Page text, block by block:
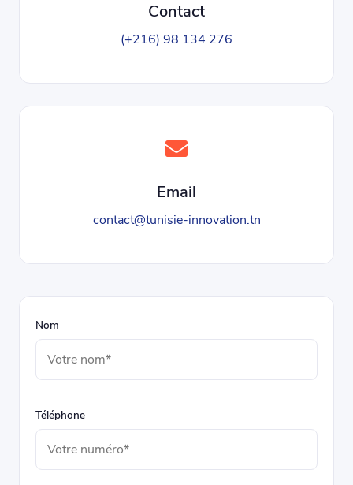
Contact
(+216) 98 134 276
Email
contact@tunisie-innovation.tn
Nom
Téléphone